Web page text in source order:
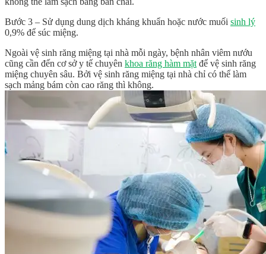
Bước 3 – Sử dụng dung dịch kháng khuẩn hoặc nước muối sinh lý
0,9% để súc miệng.
Ngoài vệ sinh răng miệng tại nhà mỗi ngày, bệnh nhân viêm nướu
cũng cần đến cơ sở y tế chuyên khoa răng hàm mặtđể vệ sinh răng
miệng chuyên sâu. Bởi vệ sinh răng miệng tại nhà chỉ có thể làm
sạch mảng bám còn cao răng thì không.